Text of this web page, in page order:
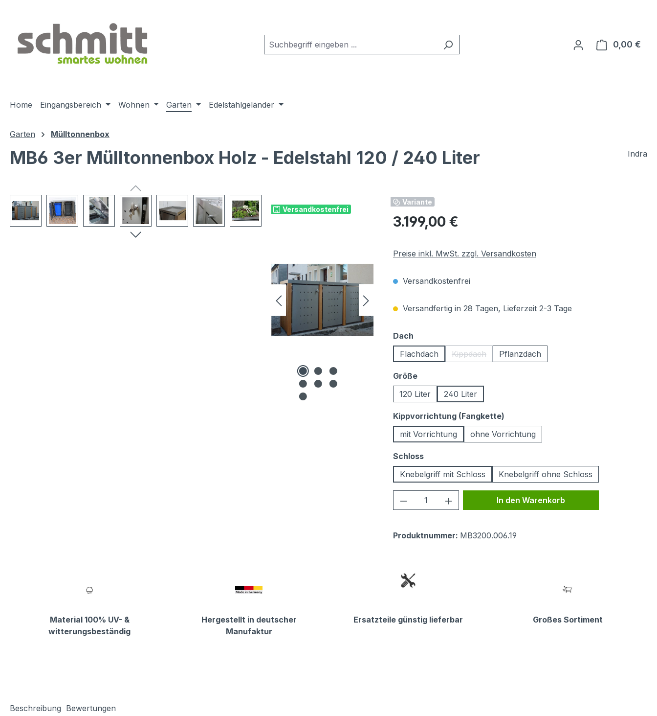
0,00 €
Home Eingangsbereich Wohnen Garten Edelstahlgeländer
Garten Mülltonnenbox
MB6 3er Mülltonnenbox Holz - Edelstahl 120 / 240 Liter Indra
Versandkostenfrei
Variante
Regulärer Preis:
3.199,00 €
Preise inkl. MwSt. zzgl. Versandkosten
Versandkostenfrei
Versandfertig in 28 Tagen, Lieferzeit 2-3 Tage
Dach
Flachdach
Kippdach
(Diese Option ist zurzeit nicht verfügbar.)
Pflanzdach
Größeauswählen
120 Liter
240 Liter
Kippvorrichtung (Fangkette)
mit Vorrichtung
ohne Vorrichtung
Schlossauswählen
Knebelgriff mit Schloss
Knebelgriff ohne Schloss
Produkt Anzahl: Gib den gewünschten Wert
In den Warenkorb
Produktnummer: MB3200.006.19
Material 100% UV- &
witterungsbeständig
Hergestellt in deutscher
Manufaktur
Ersatzteile günstig lieferbar Großes Sortiment
Beschreibung Bewertungen